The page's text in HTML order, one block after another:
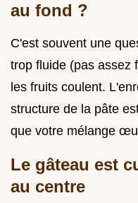
au fond ?
C'est souvent une
trop fluide (pas assez
les fruits coulent.
structure de la pâte
que votre mélange
Le gâteau est
au centre